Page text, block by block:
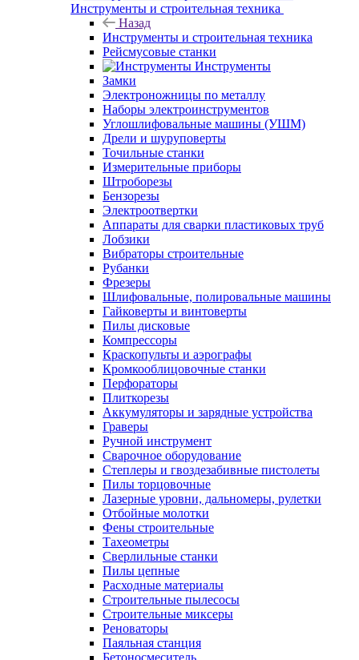
Инструменты и строительная техника
Назад
Инструменты и строительная техника
Рейсмусовые станки
Инструменты
Замки
Электроножницы по металлу
Наборы электроинструментов
Углошлифовальные машины (УШМ)
Дрели и шуруповерты
Точильные станки
Измерительные приборы
Штроборезы
Бензорезы
Электроотвертки
Аппараты для сварки пластиковых труб
Лобзики
Вибраторы строительные
Рубанки
Фрезеры
Шлифовальные, полировальные машины
Гайковерты и винтоверты
Пилы дисковые
Компрессоры
Краскопульты и аэрографы
Кромкооблицовочные станки
Перфораторы
Плиткорезы
Аккумуляторы и зарядные устройства
Граверы
Ручной инструмент
Сварочное оборудование
Степлеры и гвоздезабивные пистолеты
Пилы торцовочные
Лазерные уровни, дальномеры, рулетки
Отбойные молотки
Фены строительные
Тахеометры
Сверлильные станки
Пилы цепные
Расходные материалы
Строительные пылесосы
Строительные миксеры
Реноваторы
Паяльная станция
Бетоносмеситель